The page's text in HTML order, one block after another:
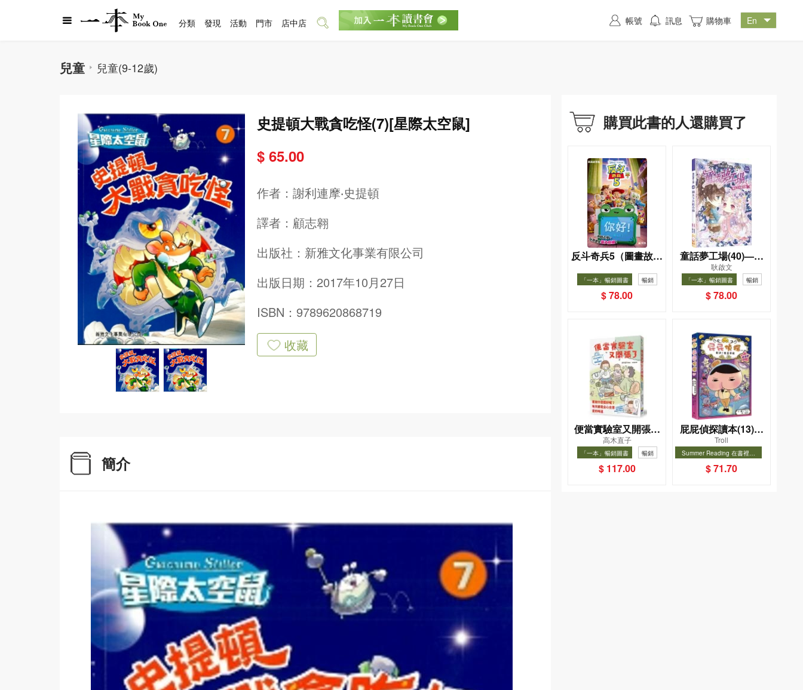
兒童 兒童(9-12歲)
史提頓大戰貪吃怪(7)[星際太空鼠]
$ 65.00
作者： 謝利連摩‧史提頓
譯者： 顧志翱
出版社： 新雅文化事業有限公司
出版日期：2017年10月27日
ISBN：9789620868719
收藏
簡介
購買此書的人還購買了
反斗奇兵5（圖畫故事
版）
「一本」暢銷圖書 暢銷
$ 78.00
童話夢工場(40)——
織女下凡結奇緣
耿啟文
「一本」暢銷圖書 暢銷
$ 78.00
便當實驗室又開張了
——日日和特別日的
菜單挑戰記
高木直子
「一本」暢銷圖書 暢銷
$ 117.00
屁屁偵探讀本(13)－
－對決！怪盜學院
（星星篇）
Troll
Summer Reading 在書裡度
選圖書67折
暢銷
$ 71.70
分類 發現 活動 門市 店中店 帳號 訊息 購物車